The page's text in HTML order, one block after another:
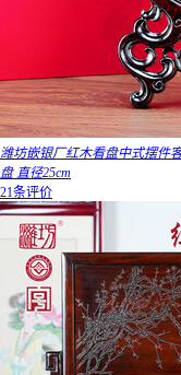
潍坊嵌银厂红木看盘中式摆件
盘 直径25cm
21条评价